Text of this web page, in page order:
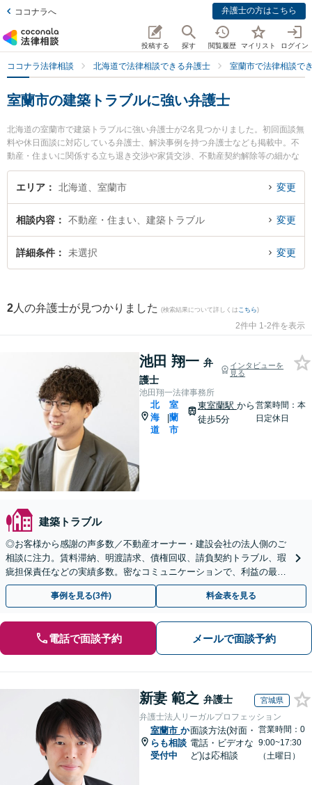
ココナラへ 弁護士の方はこちら
投稿する 探す 閲覧履歴 マイリスト ログイン
ココナラ法律相談 北海道で法律相談できる弁護士 室蘭市で法律相談で
室蘭市の建築トラブルに強い弁護士
北海道の室蘭市で建築トラブルに強い弁護士が2名見つかりました。初回面談無
料や休日面談に対応している弁護士、解決事例を持つ弁護士なども掲載中。不
動産・住まいに関係する立ち退き交渉や家賃交渉、不動産契約解除等の細かな
分野での絞り込み検索もでき便利です。特に池田翔一法律事務所の池田 翔一弁
護士や弁護士法人北海道みらい法律事務所の増川 拓弁護士のプロフィール情報
トラブル解決の実績豊富な近くの弁護士を検索したい』『初回相談無料で建築
トラブルを法律相談できる室蘭市内の弁護士に相談予約したい』などでお困り
の相談者さんにおすすめです。
エリア 北海道、室蘭市 変更
相談内容 不動産・住まい、建築トラブル 変更
詳細条件 未選択 変更
2 人の弁護士が見つかりました (検索結果について詳しくは こちら)
2件中 1-2件を表示
池田 翔一 弁
護士
インタビューを
見る
池田翔一法律事務所
北
海
道
|
室
蘭
市
東室蘭駅 から
徒歩5分
営業時間：本
日定休日
建築トラブル
◎お客様から感謝の声多数／不動産オーナー・建設会社の法人側のご
相談に注力。賃料滞納、明渡請求、債権回収、請負契約トラブル、瑕
疵担保責任などの実績多数。密なコミュニケーションで、利益の最大
化に尽力します【顧問契約／夜間相談可】【東室蘭駅5分】
事例を見る(3件) 料金表を見る
電話で面談予約 メールで面談予約
新妻 範之 弁護士 宮城県
弁護士法人リーガルプロフェッション
室蘭市 か
らも相談
受付中
面談方法(対面・
電話・ビデオな
ど)は応相談
営業時間：0
9:00~17:30
（土曜日）